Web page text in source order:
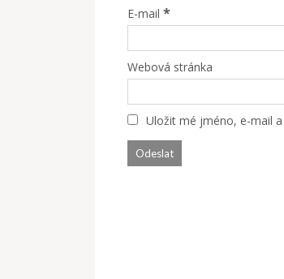
E-mail *
Webová stránka
Uložit mé jméno, e-mail